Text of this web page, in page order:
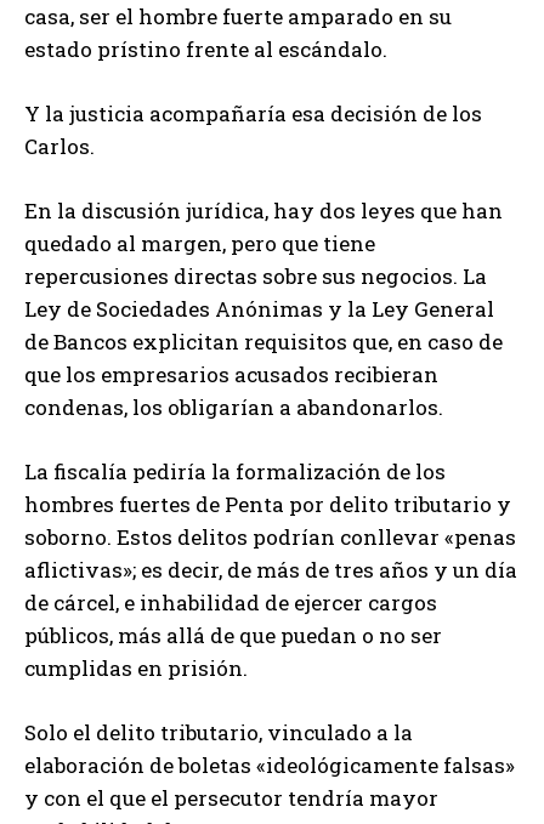
casa, ser el hombre fuerte amparado en su
estado prístino frente al escándalo.
Y la justicia acompañaría esa decisión de los
Carlos.
En la discusión jurídica, hay dos leyes que han
quedado al margen, pero que tiene
repercusiones directas sobre sus negocios. La
Ley de Sociedades Anónimas y la Ley General
de Bancos explicitan requisitos que, en caso de
que los empresarios acusados recibieran
condenas, los obligarían a abandonarlos.
La fiscalía pediría la formalización de los
hombres fuertes de Penta por delito tributario y
soborno. Estos delitos podrían conllevar «penas
aflictivas»; es decir, de más de tres años y un día
de cárcel, e inhabilidad de ejercer cargos
públicos, más allá de que puedan o no ser
cumplidas en prisión.
Solo el delito tributario, vinculado a la
elaboración de boletas «ideológicamente falsas»
y con el que el persecutor tendría mayor